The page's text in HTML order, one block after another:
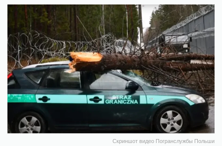
Скриншот видео Погранслужбы Польши